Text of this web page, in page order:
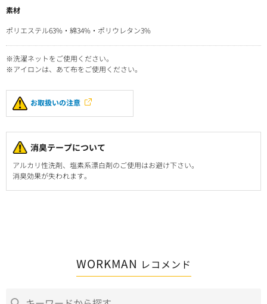
素材
ポリエステル63%・綿34%・ポリウレタン3%
※洗濯ネットをご使用ください。
※アイロンは、あて布をご使用ください。
お取扱いの注意
消臭テープについて
アルカリ性洗剤、塩素系漂白剤のご使用はお避け下さい。
消臭効果が失われます。
WORKMAN レコメンド